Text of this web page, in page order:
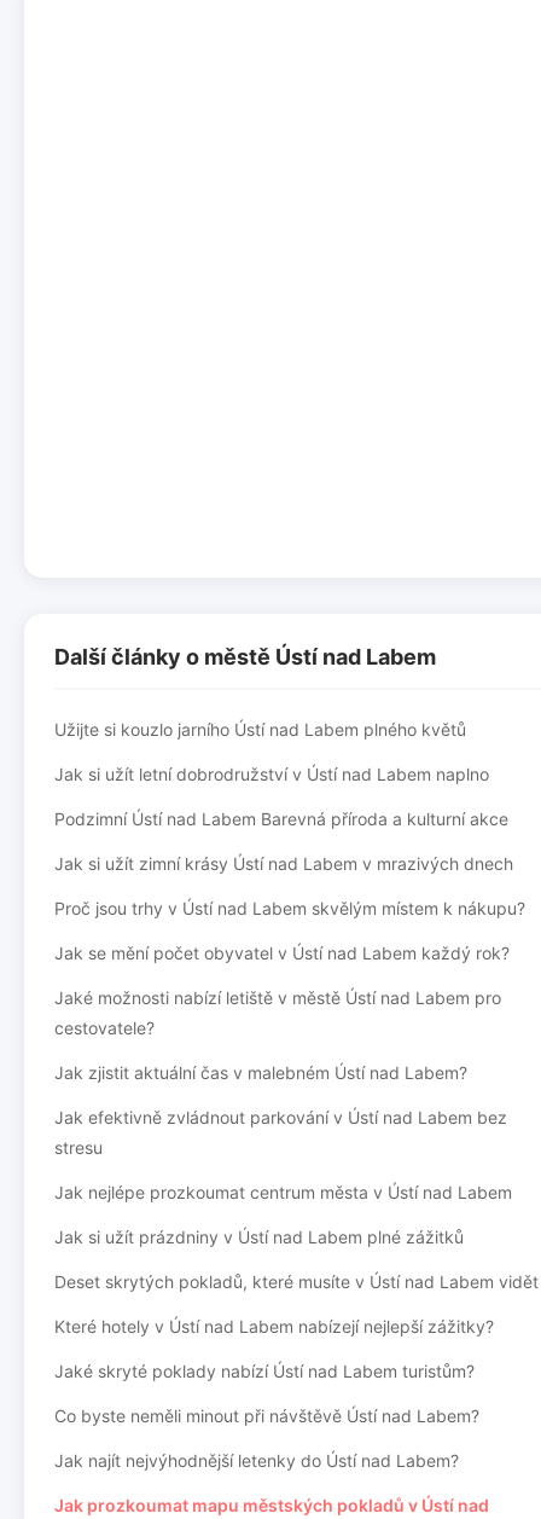
Další články o městě Ústí nad Labem
Užijte si kouzlo jarního Ústí nad Labem plného květů
Jak si užít letní dobrodružství v Ústí nad Labem naplno
Podzimní Ústí nad Labem Barevná příroda a kulturní akce
Jak si užít zimní krásy Ústí nad Labem v mrazivých dnech
Proč jsou trhy v Ústí nad Labem skvělým místem k nákupu?
Jak se mění počet obyvatel v Ústí nad Labem každý rok?
Jaké možnosti nabízí letiště v městě Ústí nad Labem pro
cestovatele?
Jak zjistit aktuální čas v malebném Ústí nad Labem?
Jak efektivně zvládnout parkování v Ústí nad Labem bez
stresu
Jak nejlépe prozkoumat centrum města v Ústí nad Labem
Jak si užít prázdniny v Ústí nad Labem plné zážitků
Deset skrytých pokladů, které musíte v Ústí nad Labem vidět
Které hotely v Ústí nad Labem nabízejí nejlepší zážitky?
Jaké skryté poklady nabízí Ústí nad Labem turistům?
Co byste neměli minout při návštěvě Ústí nad Labem?
Jak najít nejvýhodnější letenky do Ústí nad Labem?
Jak prozkoumat mapu městských pokladů v Ústí nad